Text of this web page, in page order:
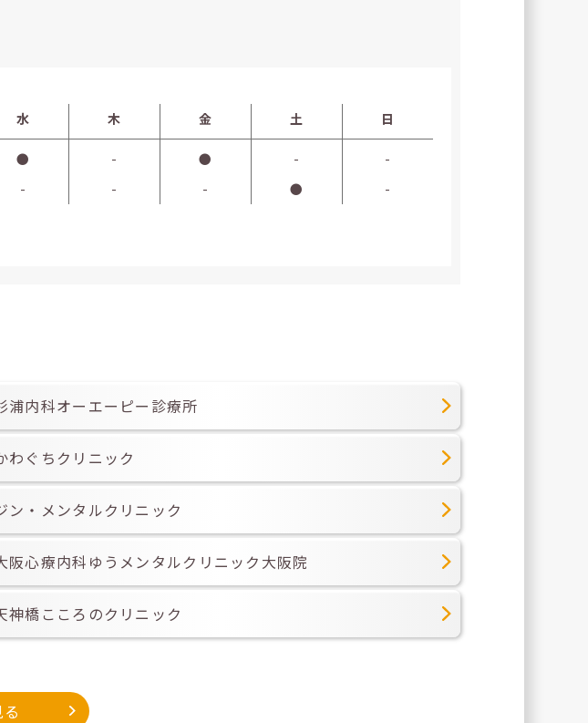
水 木 金 土 日
● - ● -
-
- - - ● -
浦内科オーエーピー診療所
わぐちクリニック
ン・メンタルクリニック
阪心療内科ゆうメンタルクリニック大阪院
神橋こころのクリニック